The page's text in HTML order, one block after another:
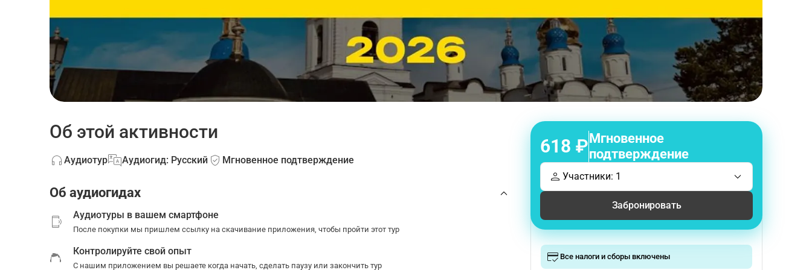
Об этой активности
Аудиотур Аудиогид: Русский Мгновенное подтверждение
Об аудиогидах
Аудиотуры в вашем смартфоне
После покупки мы пришлем ссылку на скачивание приложения, чтобы пройти этот тур
Контролируйте свой опыт
С нашим приложением вы решаете когда начать, сделать паузу или закончить тур
618 ₽Мгновенное
подтверждение
Участники: 1
Забронировать
Все налоги и сборы включены